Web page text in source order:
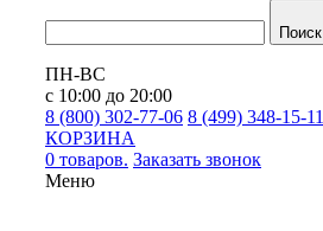
Поиск
ПН-ВС
с 10:00 до 20:00
8 (800) 302-77-06 8 (499) 348-15-11
КОРЗИНА
0 товаров. Заказать звонок
Меню